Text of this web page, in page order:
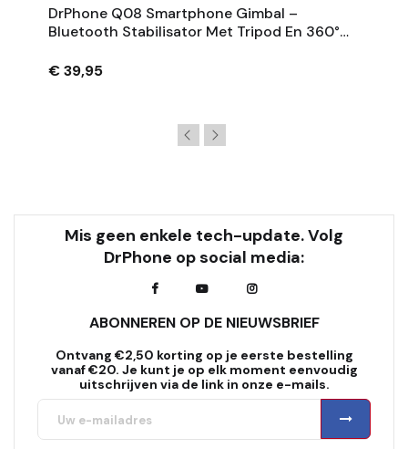
DrPhone Q08 Smartphone Gimbal –
Bluetooth Stabilisator Met Tripod En 360°
€ 39,95
Mis geen enkele tech-update. Volg
DrPhone op social media:
ABONNEREN OP DE NIEUWSBRIEF
Ontvang €2,50 korting op je eerste bestelling
vanaf €20. Je kunt je op elk moment eenvoudig
uitschrijven via de link in onze e-mails.